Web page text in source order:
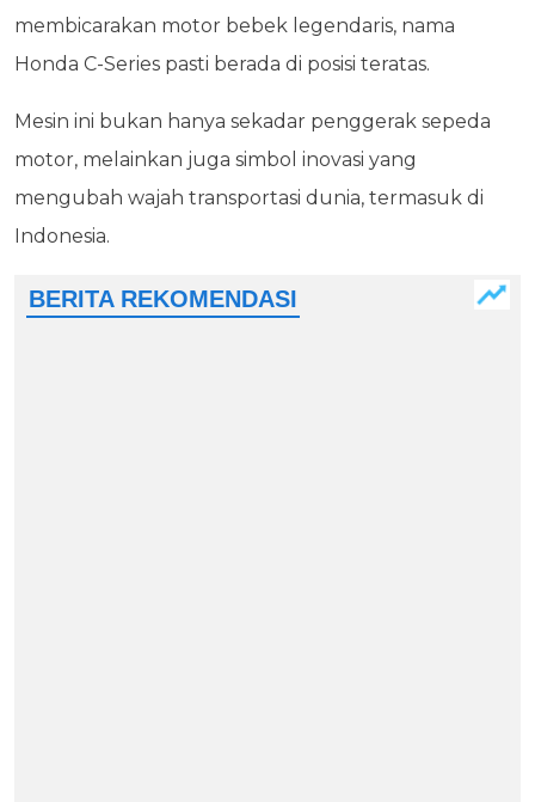
membicarakan motor bebek legendaris, nama
Honda C-Series pasti berada di posisi teratas.
Mesin ini bukan hanya sekadar penggerak sepeda
motor, melainkan juga simbol inovasi yang
mengubah wajah transportasi dunia, termasuk di
Indonesia.